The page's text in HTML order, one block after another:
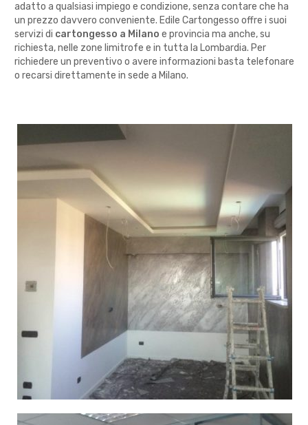
adatto a qualsiasi impiego e condizione, senza contare che ha
un prezzo davvero conveniente. Edile Cartongesso offre i suoi
servizi di cartongesso a Milano e provincia ma anche, su
richiesta, nelle zone limitrofe e in tutta la Lombardia. Per
richiedere un preventivo o avere informazioni basta telefonare
o recarsi direttamente in sede a Milano.